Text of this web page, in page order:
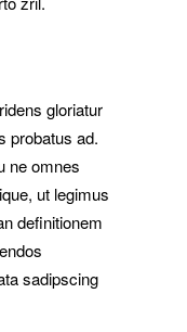
gloriatur
probatus ad.
ne omnes
ut legimus
definitionem
sadipscing